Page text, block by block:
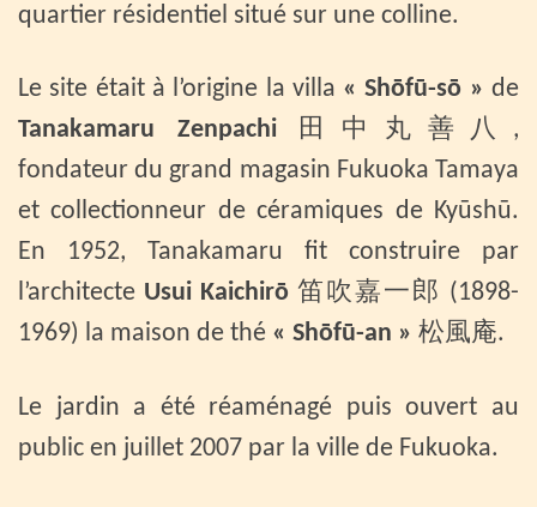
quartier résidentiel situé sur une colline.
Le site était à l’origine la villa « Shōfū-sō » de
Tanakamaru Zenpachi 田中丸善八,
fondateur du grand magasin Fukuoka Tamaya
et collectionneur de céramiques de Kyūshū.
En 1952, Tanakamaru fit construire par
l’architecte Usui Kaichirō 笛吹嘉一郎 (1898-
1969) la maison de thé « Shōfū-an » 松風庵.
Le jardin a été réaménagé puis ouvert au
public en juillet 2007 par la ville de Fukuoka.